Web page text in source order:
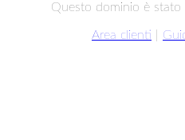
Questo dominio è stato
Area clienti